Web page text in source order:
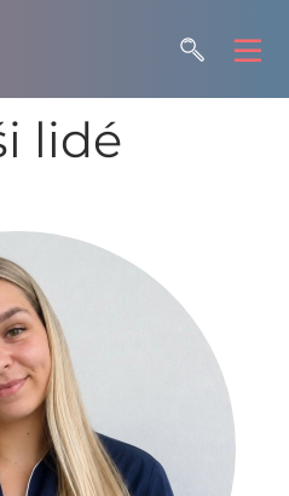
lidé